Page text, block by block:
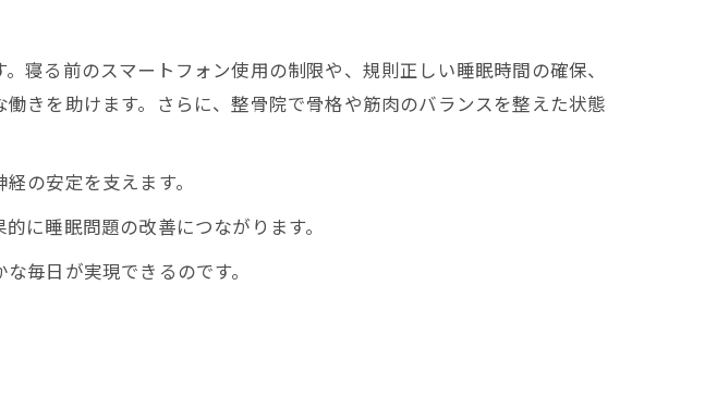
寝る前のスマートフォン使用の制限や、規則正しい睡眠時間の確保、
きを助けます。さらに、整骨院で骨格や筋肉のバランスを整えた状態
の安定を支えます。
に睡眠問題の改善につながります。
毎日が実現できるのです。